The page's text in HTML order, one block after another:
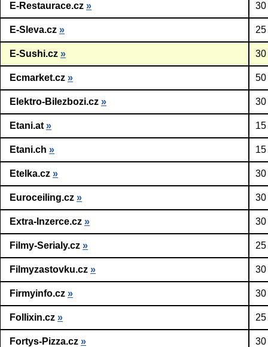
E-Restaurace.cz » 30
E-Sleva.cz »
E-Sushi.cz » 30
Ecmarket.cz » 50
Elektro-Bilezbozi.cz » 30
Etani.at »
Etani.ch »
Etelka.cz » 30
Euroceiling.cz » 30
Extra-Inzerce.cz » 30
Filmy-Serialy.cz »
Filmyzastovku.cz » 30
Firmyinfo.cz » 30
Follixin.cz »
Fortys-Pizza.cz » 30